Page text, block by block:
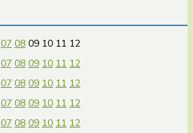
07 08 09 10 11 12
07 08 09 10 11 12
07 08 09 10 11 12
07 08 09 10 11 12
07 08 09 10 11 12